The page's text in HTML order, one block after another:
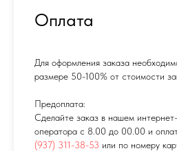
Оплата
Для оформления заказа
размере 50-100% от стоимости
Предоплата:
Сделайте заказ в нашем
оператора с 8.00 до 00.00 и
(937) 311-38-53 или по номеру